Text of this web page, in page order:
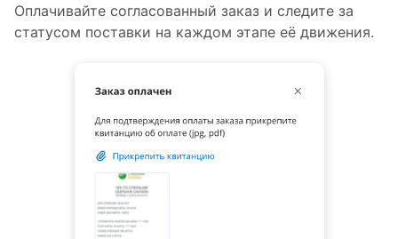
Оплачивайте согласованный заказ и следите за
статусом поставки на каждом этапе её движения.